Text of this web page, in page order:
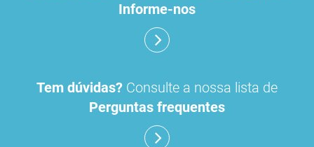
Informe-nos
Tem dúvidas? Consulte a nossa lista de
Perguntas frequentes